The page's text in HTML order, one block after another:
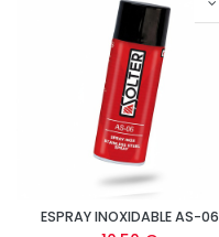
ESPRAY INOXIDABLE AS-06